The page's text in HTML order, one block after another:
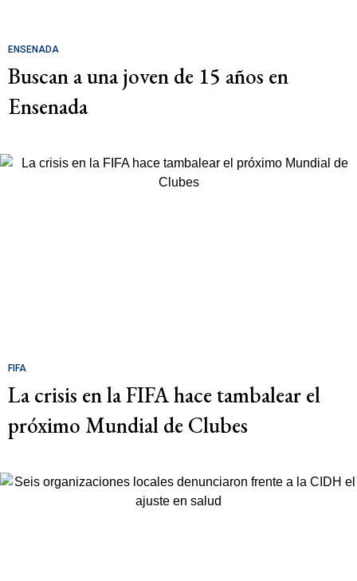
ENSENADA
Buscan a una joven de 15 años en
Ensenada
FIFA
La crisis en la FIFA hace tambalear el
próximo Mundial de Clubes